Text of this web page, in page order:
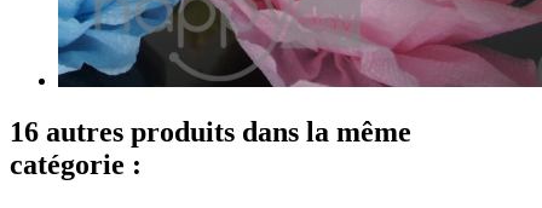
16 autres produits dans la même
catégorie :